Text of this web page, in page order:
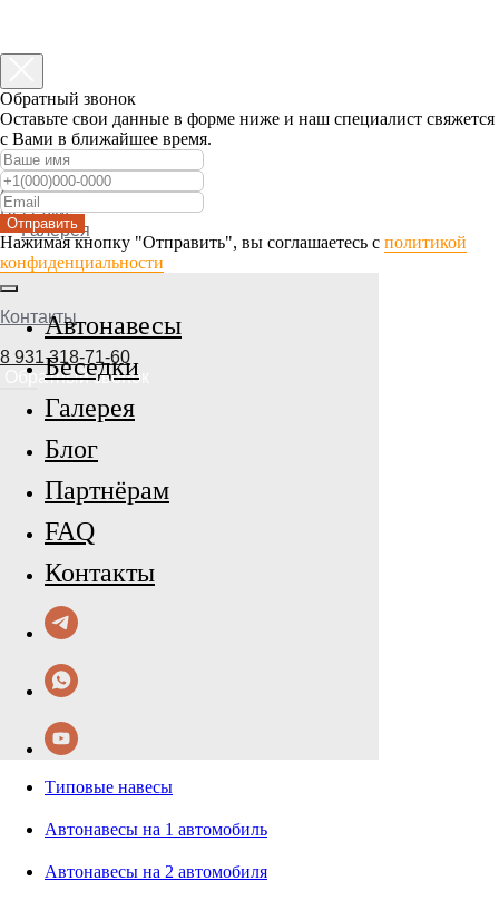
Автонавесы
Беседки
Галерея
Контакты
8 931 318-71-60
Обратный звонок
Обратный звонок
Оставьте свои данные в форме ниже и наш специалист свяжется
с Вами в ближайшее время.
Отправить
Нажимая кнопку "Отправить", вы соглашаетесь с политикой
конфиденциальности
Автонавесы
Беседки
Галерея
Блог
Партнёрам
FAQ
Контакты
Типовые навесы
Автонавесы на 1 автомобиль
Автонавесы на 2 автомобиля